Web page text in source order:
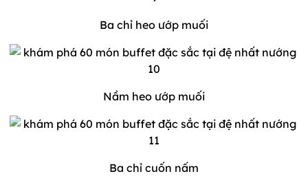
Ba chỉ heo ướp muối
Nầm heo ướp muối
Ba chỉ cuốn nấm